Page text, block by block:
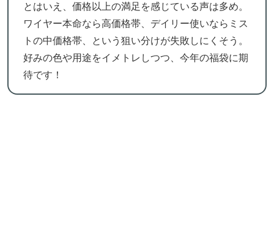
とはいえ、価格以上の満足を感じている声は多め。
ワイヤー本命なら高価格帯、デイリー使いならミス
トの中価格帯、という狙い分けが失敗しにくそう。
好みの色や用途をイメトレしつつ、今年の福袋に期
待です！